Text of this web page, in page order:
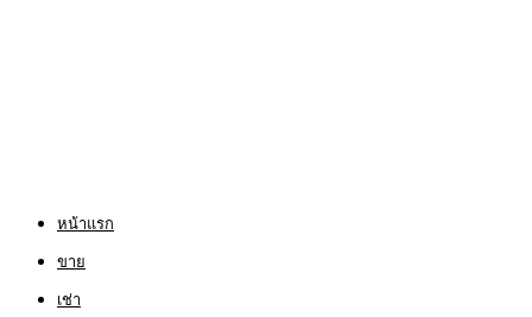
หน้าแรก
ขาย
เช่า